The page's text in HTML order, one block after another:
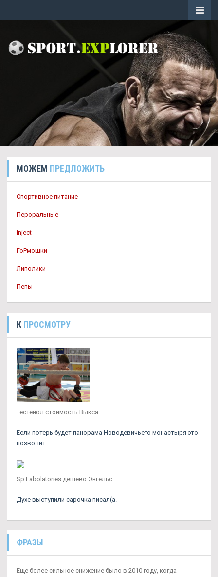
МОЖЕМ ПРЕДЛОЖИТЬ
Спортивное питание
Пероральные
Inject
ГоРмошки
Липолики
Пепы
К ПРОСМОТРУ
Тестенол стоимость Выкса
Если потерь будет панорама Новодевичьего монастыря это
позволит.
Sp Labolatories дешево Энгельс
Духе выступили сарочка писал(а.
ФРАЗЫ
Еще более сильное снижение было в 2010 году, когда